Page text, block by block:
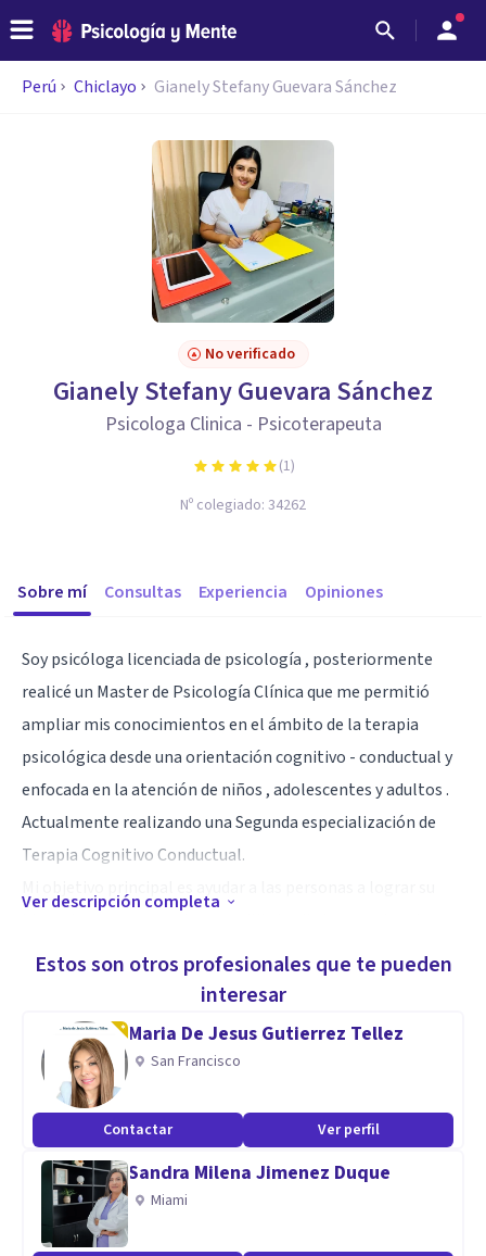
Perú Chiclayo Gianely Stefany Guevara Sánchez
No verificado
Gianely Stefany Guevara Sánchez
Psicologa Clinica - Psicoterapeuta
(1)
Nº colegiado: 34262
Sobre mí Consultas Experiencia Opiniones
Soy psicóloga licenciada de psicología , posteriormente
realicé un Master de Psicología Clínica que me permitió
ampliar mis conocimientos en el ámbito de la terapia
psicológica desde una orientación cognitivo - conductual y
enfocada en la atención de niños , adolescentes y adultos .
Actualmente realizando una Segunda especialización de
Terapia Cognitivo Conductual.
través de terapias individualizadas y personalizadas.
Capacidad comunicativa
Preparada teóricamente y practico
Aptitudes
Psicología clínica
Terapia cognitivo conductual
Violencia de género
Ver descripción completa
Estos son otros profesionales que te pueden
interesar
Maria De Jesus Gutierrez Tellez
San Francisco
Contactar Ver perfil
Sandra Milena Jimenez Duque
Miami